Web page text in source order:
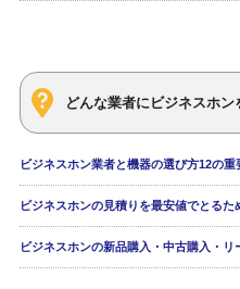
どんな業者にビジネスホ
ビジネスホン業者と機器の選び方12の重
ビジネスホンの見積りを最安値でとるた
ビジネスホンの新品購入・中古購入・